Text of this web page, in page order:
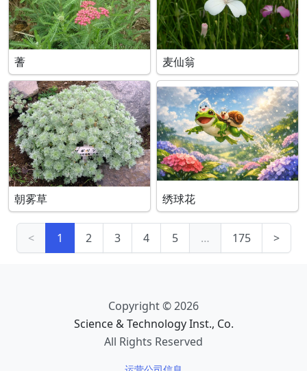
蓍 麦仙翁
朝雾草 绣球花
< 1 2 3 4 5 … 175 >
Copyright © 2026
Science & Technology Inst., Co.
All Rights Reserved